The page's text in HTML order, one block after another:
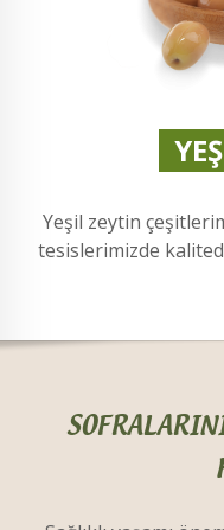
Yeşil zeytin
tesislerimizde